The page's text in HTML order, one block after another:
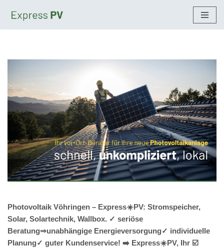
Photovoltaik Vöhringen – Express☀️PV️: Stromspeicher,
Solar, Solartechnik, Wallbox. ✓ seriöse
Beratung⇒unabhängige Energieversorgung✓ individuelle
Planung✓ guter Kundenservice! ➡️ Express☀️PV️, Ihr ☑️